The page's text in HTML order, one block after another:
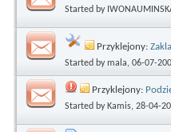
Started by
Przyklejony:
Started bymala, 06-07-
Przyklejony:
Started by Kamis, 28-04-